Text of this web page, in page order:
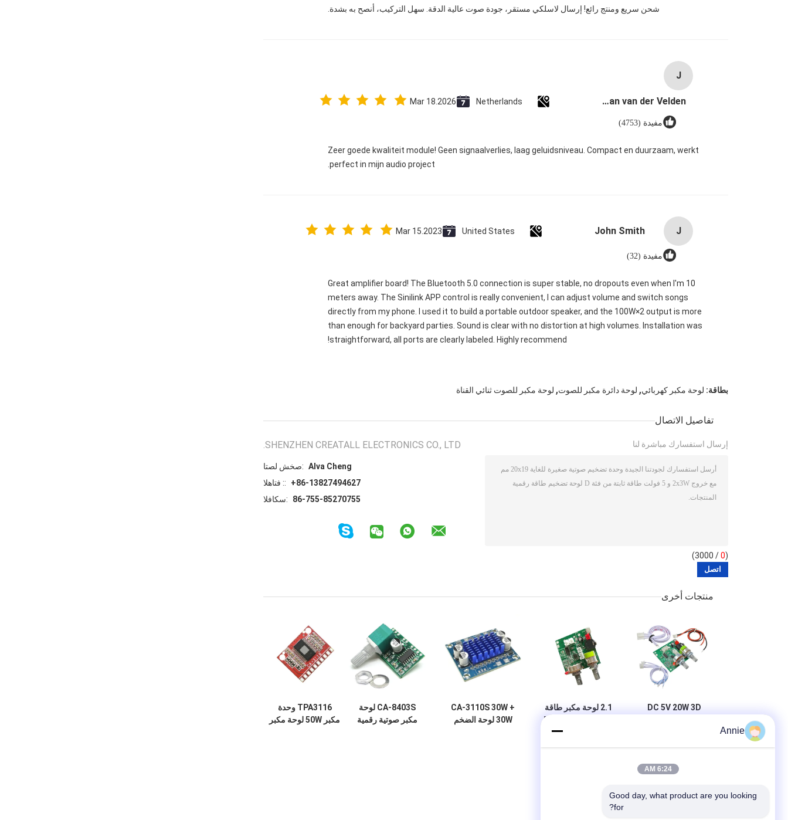
شحن سريع ومنتج رائع! إرسال لاسلكي مستقر، جودة صوت عالية الدقة. سهل التركيب، أنصح به بشدة.
J
Johan van der Velden
Netherlands
Mar 18.2026
مفيدة (4753)
Zeer goede kwaliteit module! Geen signaalverlies, laag geluidsniveau. Compact en duurzaam, werkt
perfect in mijn audio project.
J
John Smith
United States
Mar 15.2023
مفيدة (32)
Great amplifier board! The Bluetooth 5.0 connection is super stable, no dropouts even when I'm 10
meters away. The Sinilink APP control is really convenient, I can adjust volume and switch songs
directly from my phone. I used it to build a portable outdoor speaker, and the 100W×2 output is more
than enough for backyard parties. Sound is clear with no distortion at high volumes. Installation was
straightforward, all ports are clearly labeled. Highly recommend!
بطاقة: لوحة مكبر كهربائي, لوحة دائرة مكبر للصوت, لوحة مكبر للصوت ثنائي القناة
تفاصيل الاتصال
SHENZHEN CREATALL ELECTRONICS CO., LTD.
اتصل شخص: Alva Cheng
الهاتف ::
+86-13827494627
الفاكس:
86-755-85270755
إرسال استفسارك مباشرة لنا
(
0
/ 3000)
منتجات أخرى
DC 5V 20W 3D
2.1 لوحة مكبر طاقة
متعددة الوظائف مع 5
فولت متواصل الجهد
CA-3110S 30W +
30W لوحة الضخم
CA-8403S لوحة
مكبر صوتية رقمية
TPA3116 وحدة
مكبر 50W لوحة مكبر
Annie
6:24 AM
Good day, what product are you looking
for?